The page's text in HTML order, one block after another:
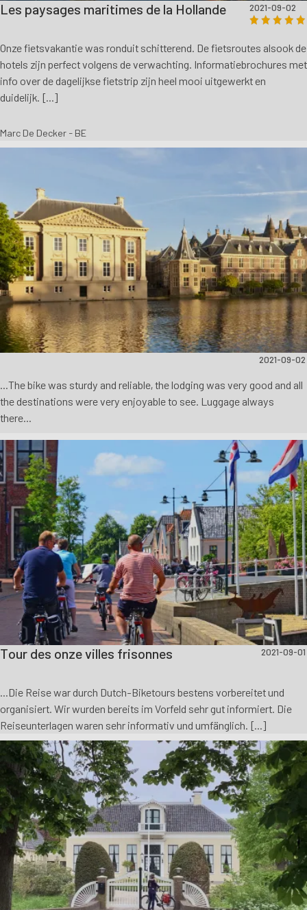
Les paysages maritimes de la Hollande 2021-09-02
Onze fietsvakantie was ronduit schitterend. De fietsroutes alsook de
hotels zijn perfect volgens de verwachting. Informatiebrochures met
info over de dagelijkse fietstrip zijn heel mooi uitgewerkt en
duidelijk. [...]
Marc De Decker - BE
2021-09-02
...The bike was sturdy and reliable, the lodging was very good and all
the destinations were very enjoyable to see. Luggage always
there...
Tour des onze villes frisonnes 2021-09-01
...Die Reise war durch Dutch-Biketours bestens vorbereitet und
organisiert. Wir wurden bereits im Vorfeld sehr gut informiert. Die
Reiseunterlagen waren sehr informativ und umfänglich. [...]